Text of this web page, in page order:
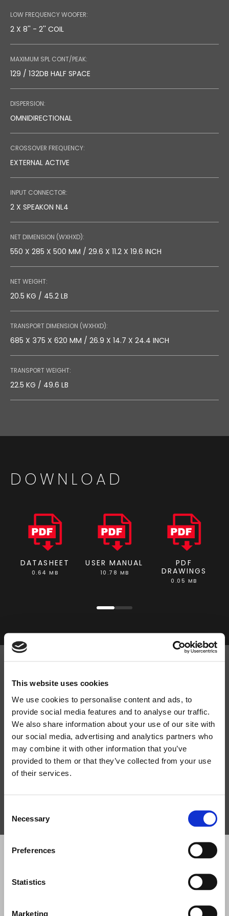
This website uses cookies
We use cookies to personalise content and ads, to
provide social media features and to analyse our traffic.
We also share information about your use of our site with
our social media, advertising and analytics partners who
may combine it with other information that you’ve
provided to them or that they’ve collected from your use
of their services.
Selection
Necessary
Preferences
Statistics
Marketing
prodotti:
LOW FREQUENCY WOOFER:
2 X 8'' - 2'' COIL
MAXIMUM SPL CONT/PEAK:
129 / 132DB HALF SPACE
DISPERSION:
OMNIDIRECTIONAL
CROSSOVER FREQUENCY:
EXTERNAL ACTIVE
INPUT CONNECTOR:
2 X SPEAKON NL4
NET DIMENSION (WXHXD):
550 X 285 X 500 MM / 29.6 X 11.2 X 19.6 INCH
NET WEIGHT:
20.5 KG / 45.2 LB
TRANSPORT DIMENSION (WXHXD):
685 X 375 X 620 MM / 26.9 X 14.7 X 24.4 INCH
TRANSPORT WEIGHT:
22.5 KG / 49.6 LB
DOWNLOAD
DATASHEET
0.64 MB
USER MANUAL
10.78 MB
PDF
DRAWINGS
0.05 MB
ACCESSORI
PRODOTTI CORRELATI